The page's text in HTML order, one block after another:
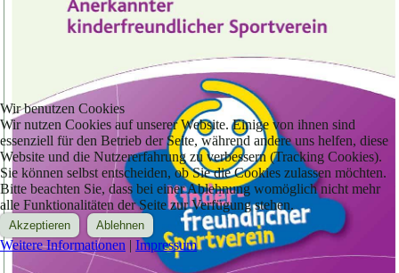
Wir benutzen Cookies
Wir nutzen Cookies auf unserer Website. Einige von ihnen sind
essenziell für den Betrieb der Seite, während andere uns helfen, diese
Website und die Nutzererfahrung zu verbessern (Tracking Cookies).
Sie können selbst entscheiden, ob Sie die Cookies zulassen möchten.
Bitte beachten Sie, dass bei einer Ablehnung womöglich nicht mehr
alle Funktionalitäten der Seite zur Verfügung stehen.
Akzeptieren Ablehnen
Weitere Informationen | Impressum